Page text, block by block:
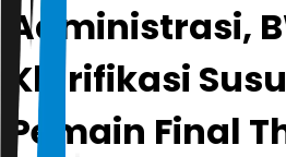
Administrasi,
Klarifikasi
Pemain Final